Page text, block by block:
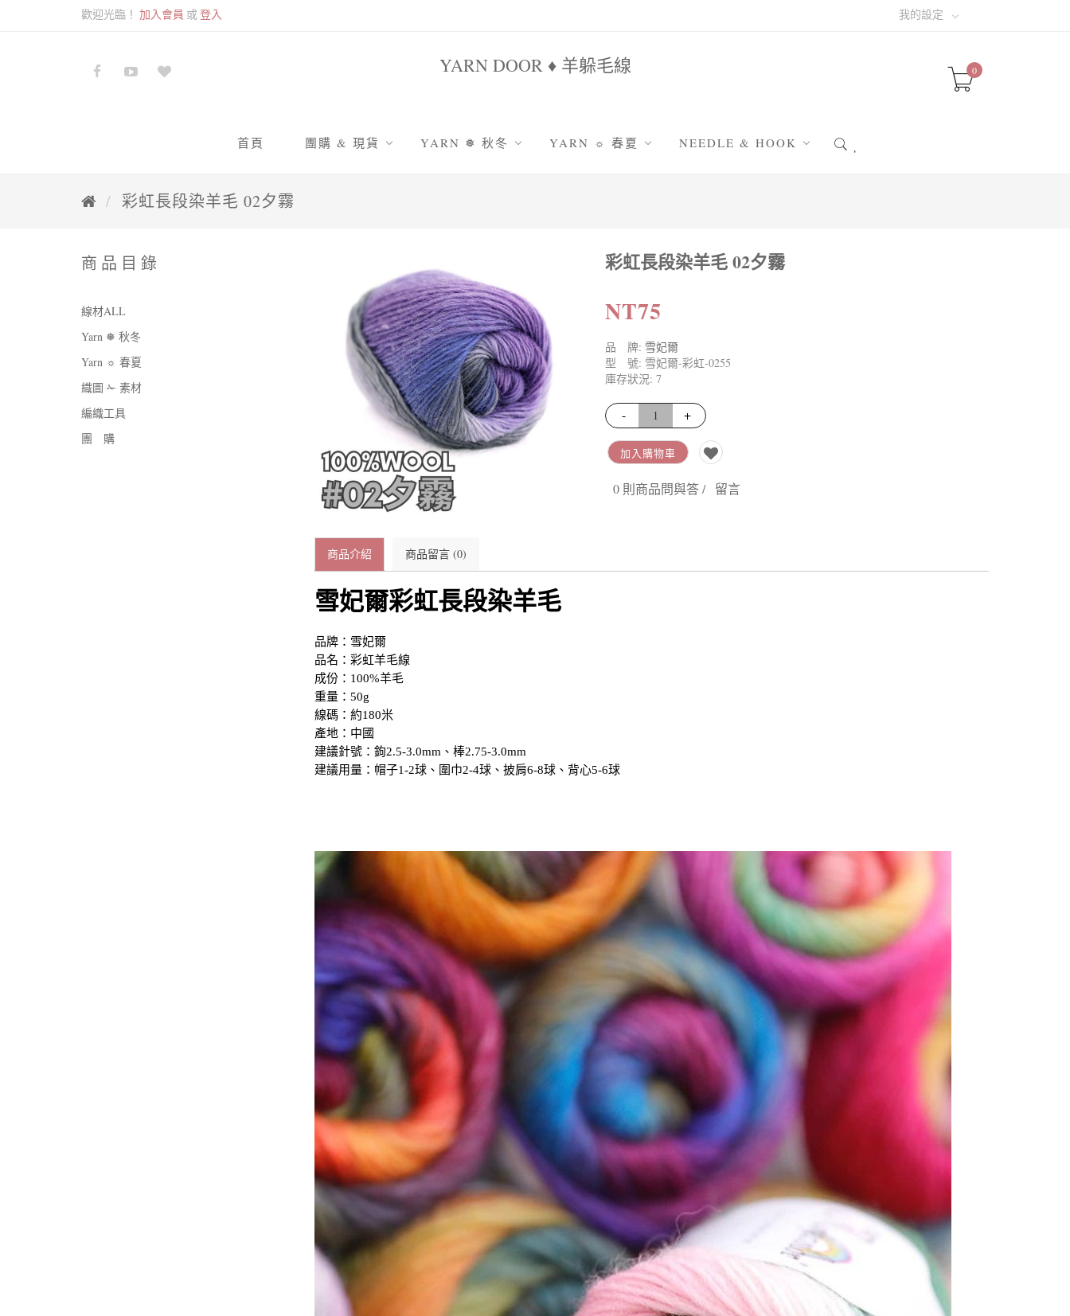
歡迎光臨！ 加入會員 或登入 我的設定
YARN DOOR ♦ 羊躲毛線 0
首頁 團購 & 現貨 YARN ❅ 秋冬
防縮耐洗 | 舊水洗美麗諾
防縮耐洗 | 舊時光美麗諾
防縮耐洗 | 雲沐顏美麗諾
防縮耐洗 | 暖暖防縮羊毛
長段染羊毛 | 彩虹
長段染噴毛紗 | 琉璃云
長段染毛絨絨 | 花霧
爆米花圈圈紗 | 隨風
YARN ☼ 春夏
包包線|圓股棉線
娃娃線|萌娃娃
娃娃線|雪絨花2號
NEEDLE & HOOK
吸晴小配件
彩虹長段染羊毛 02夕霧
商品目錄
線材ALL
Yarn ❅ 秋冬
Yarn ☼ 春夏
織圖 ✁ 素材
編織工具
團 購
彩虹長段染羊毛 02夕霧
NT75
品 牌: 雪妃爾
型 號: 雪妃爾-彩虹-0255
庫存狀況: 7
- +
加入購物車
0 則商品問與答 / 留言
商品介紹 商品留言 (0)
雪妃爾彩虹長段染羊毛
品牌：雪妃爾
品名：彩虹羊毛線
成份：100%羊毛
重量：50g
線碼：約180米
產地：中國
建議針號：鉤2.5-3.0mm、棒2.75-3.0mm
建議用量：帽子1-2球、圍巾2-4球、披肩6-8球、背心5-6球